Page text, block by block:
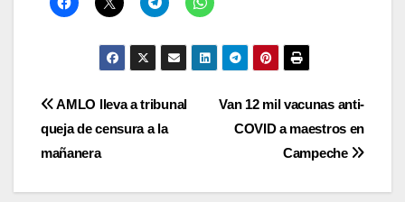
Navegación
de
entradas
Van 12 mil vacunas anti-
COVID a maestros en
Campeche
AMLO lleva a tribunal
queja de censura a la
mañanera